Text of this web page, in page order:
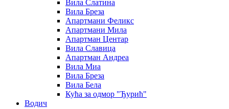
Вила Слатина
Вила Бреза
Апартмани Феликс
Апартмани Мила
Апартман Центар
Вила Славица
Апартман Андреа
Вила Миа
Вила Бреза
Вила Бела
Кућа за одмор "Ђурић"
Водич